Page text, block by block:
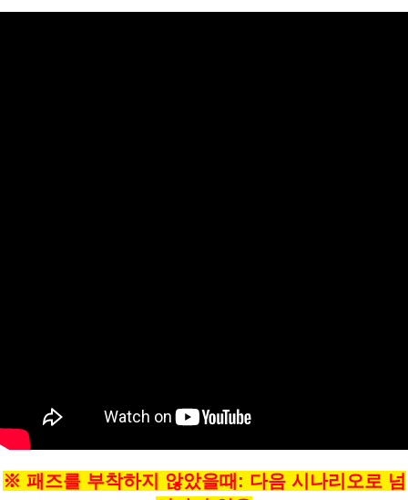
※ 패즈를 부착하지 않았을때: 다음 시나리오로 넘